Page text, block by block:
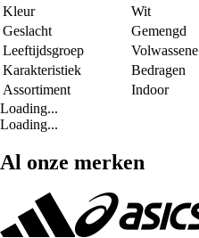
Kleur
Wit
Geslacht
Gemengd
Leeftijdsgroep
Volwassene
Karakteristiek
Bedragen
Assortiment
Indoor
Loading...
Loading...
Al onze merken